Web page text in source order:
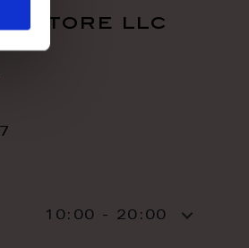
store llc
10:00 - 20:00